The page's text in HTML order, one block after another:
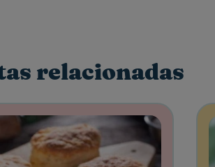
relacionadas